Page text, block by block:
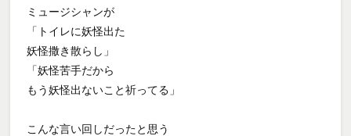
ミュージシャンが
「トイレに妖怪出た
妖怪撒き散らし」
「妖怪苦手だから
もう妖怪出ないこと祈ってる」
こんな言い回しだったと思う